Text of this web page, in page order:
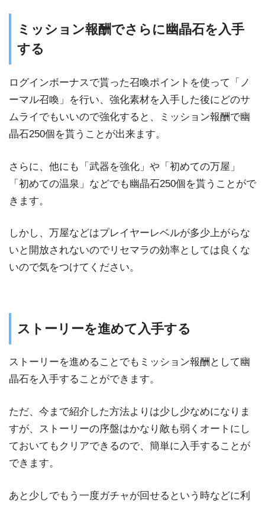
ミッション報酬でさらに幽晶石を入手
する
ログインボーナスで貰った召喚ポイントを使って「ノ
ーマル召喚」を行い、強化素材を入手した後にどのサ
ムライでもいいので強化すると、ミッション報酬で幽
晶石250個を貰うことが出来ます。
さらに、他にも「武器を強化」や「初めての万屋」
「初めての温泉」などでも幽晶石250個を貰うことがで
きます。
しかし、万屋などはプレイヤーレベルが多少上がらな
いと開放されないのでリセマラの効率としては良くな
いので気をつけてください。
ストーリーを進めて入手する
ストーリーを進めることでもミッション報酬として幽
晶石を入手することができます。
ただ、今まで紹介した方法よりは少し少なめになりま
すが、ストーリーの序盤はかなり敵も弱くオートにし
ておいてもクリアできるので、簡単に入手することが
できます。
あと少しでもう一度ガチャが回せるという時などに利